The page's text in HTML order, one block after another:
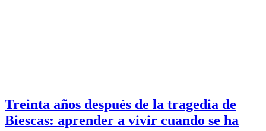
Treinta años después de la tragedia de
Biescas: aprender a vivir cuando se ha